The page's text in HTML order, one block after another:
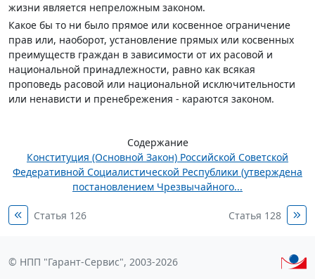
жизни является непреложным законом.
Какое бы то ни было прямое или косвенное ограничение
прав или, наоборот, установление прямых или косвенных
преимуществ граждан в зависимости от их расовой и
национальной принадлежности, равно как всякая
проповедь расовой или национальной исключительности
или ненависти и пренебрежения - караются законом.
Содержание
Конституция (Основной Закон) Российской Советской
Федеративной Социалистической Республики (утверждена
постановлением Чрезвычайного...
Статья 126 Статья 128
© НПП "Гарант-Сервис", 2003-2026